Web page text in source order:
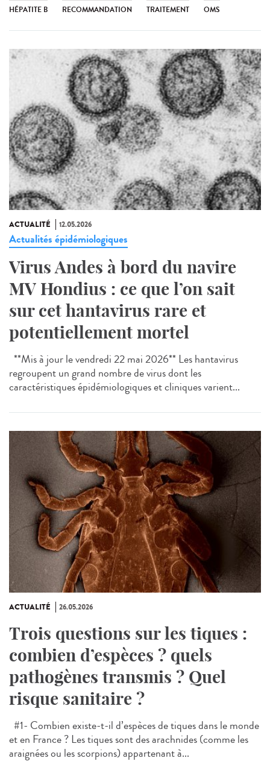
HÉPATITE B RECOMMANDATION TRAITEMENT OMS
ACTUALITÉ 12.05.2026
Actualités épidémiologiques
Virus Andes à bord du navire
MV Hondius : ce que l’on sait
sur cet hantavirus rare et
potentiellement mortel
**Mis à jour le vendredi 22 mai 2026** Les hantavirus
regroupent un grand nombre de virus dont les
caractéristiques épidémiologiques et cliniques varient...
ACTUALITÉ 26.05.2026
Trois questions sur les tiques :
combien d’espèces ? quels
pathogènes transmis ? Quel
risque sanitaire ?
#1- Combien existe-t-il d’espèces de tiques dans le monde
et en France ? Les tiques sont des arachnides (comme les
araignées ou les scorpions) appartenant à...